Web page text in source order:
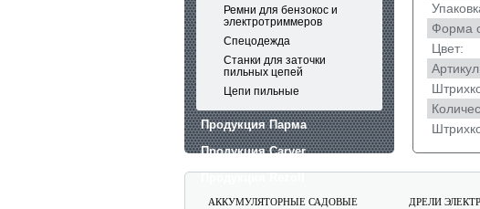
Ремни для бензокос и
электротриммеров
Спецодежда
Станки для заточки
пильных цепей
Цепи пильные
Продукция Парма
Продукция Carver
Форма
Цвет:
АККУМУЛЯТОРНЫЕ САДОВЫЕ
ДРЕЛИ